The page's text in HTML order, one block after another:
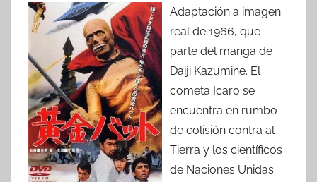
Adaptación a imagen
real de 1966, que
parte del manga de
Daiji Kazumine. El
cometa Icaro se
encuentra en rumbo
de colisión contra al
Tierra y los científicos
de Naciones Unidas